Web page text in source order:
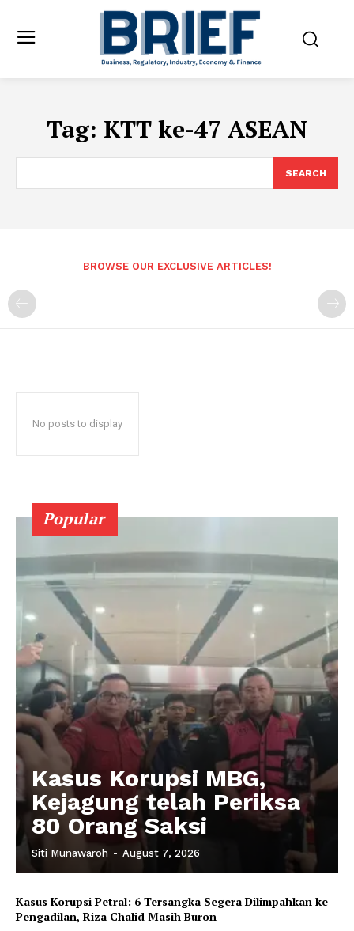
Tag: KTT ke-47 ASEAN
SEARCH
BROWSE OUR EXCLUSIVE ARTICLES!
No posts to display
Popular
Kasus Korupsi MBG,
Kejagung telah Periksa
80 Orang Saksi
Siti Munawaroh - August 7, 2026
Kasus Korupsi Petral: 6 Tersangka Segera Dilimpahkan ke
Pengadilan, Riza Chalid Masih Buron